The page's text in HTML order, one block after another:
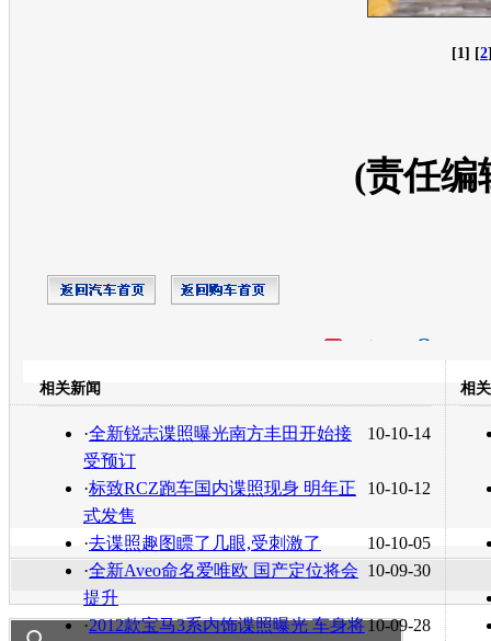
[1] [2
(责任编
转发至：
相关新闻
10-10-14
·全新锐志谍照曝光南方丰田开始接
受预订
10-10-12
·标致RCZ跑车国内谍照现身 明年正
式发售
10-10-05
·去谍照趣图瞟了几眼,受刺激了
10-09-30
·全新Aveo命名爱唯欧 国产定位将会
提升
10-09-28
·2012款宝马3系内饰谍照曝光 车身将
相